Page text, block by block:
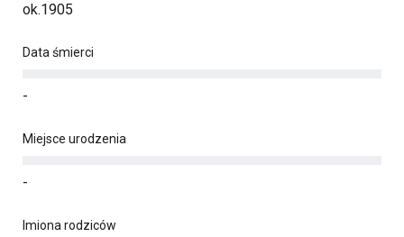
ok.1905
Data śmierci
-
Miejsce urodzenia
-
Imiona rodziców